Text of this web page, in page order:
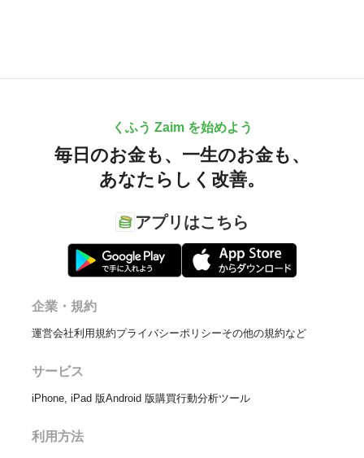
くふう Zaim を始めよう
毎日のお金も、 一生のお金も、
あなたらしく改善。
アプリはこちら
企業・規約
運営会社利用規約プライバシーポリシーその他の規約など
サービス
iPhone, iPad 版Android 版購買行動分析ツール
利用方法